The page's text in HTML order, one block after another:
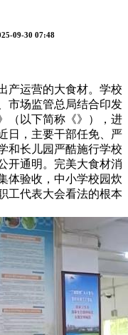
09-30 07:48
运营的大食材。学校
市场监管总局结合印发
（以下简称《》），进
日，主要干部任免、严
和长儿园严酷施行学校
开通明。完美大食材消
体验收，中小学校园炊
工代表大会看法的根本